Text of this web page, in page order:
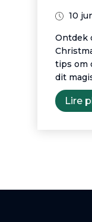
10
Ontdek
tips om
dit
Lire